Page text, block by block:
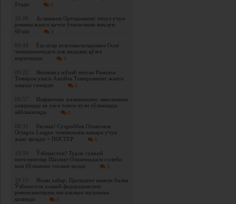
ўтади
0
10:09
Асламжон Ортиқовнинг титул учун
реванш жанги қачон ўтказилиши маълум
бўлди
0
09:48
Ёш оғир атлетикачиларимиз Осиё
чемпионатидаги илк медални қўлга
киритишди
0
09:22
Японияга жўнаб кетган Рамазон
Темиров укаси Азизбек Темировнинг жанги
ҳақида гапирди
0
08:57
Инфантино жазманининг лавозимини
оширишда ва унга товон пули тўланишда
айбланмоқда
0
08:31
Расман! Суҳроббек Отажонов
Octagon League чемпионлик камари учун
жанг қилади + ПОСТЕР
0
19:59
Ўзбекистон? Турли сунъий
интеллектлар Шахмат Олимпиадаси ғолиби
ким бўлишини тахмин қилди
0
19:15
Яхши хабар: Президент вакили билан
Ўзбекистон хоккей федерациясини
ривожлантириш масалалари муҳокама
қилинди
0